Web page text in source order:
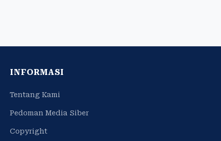
INFORMASI
Tentang Kami
Pedoman Media Siber
Copyright